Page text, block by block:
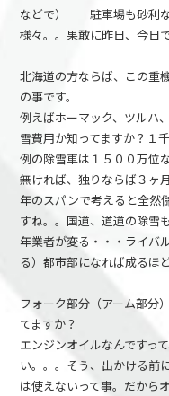
などで） 駐車場も砂利な
様々。。果敢に昨日、今日
北海道の方ならば、この重
の事です。
例えばホーマック、ツルハ
雪費用か知ってますか？１
例の除雪車は１５００万位
無ければ、独りならば３ヶ
年のスパンで考えると全然
すね。。国道、道道の除雪
年業者が変る・・・ライバ
る）都市部になれば成るほ
フォーク部分（アーム部分
てますか？
エンジンオイルなんですっ
い。。。そう、出かける前
は使えないって事。だから